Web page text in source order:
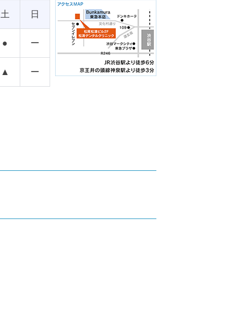
土 日
● ー
▲ ー